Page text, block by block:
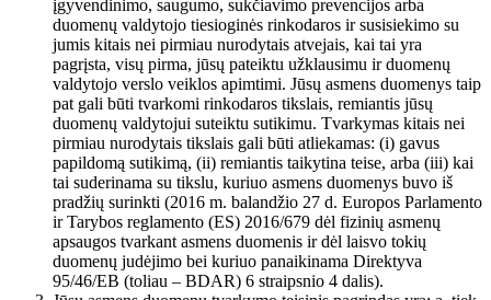
įgyvendinimo, saugumo, sukčiavimo prevencijos arba
duomenų valdytojo tiesioginės rinkodaros ir susisiekimo su
jumis kitais nei pirmiau nurodytais atvejais, kai tai yra
pagrįsta, visų pirma, jūsų pateiktu užklausimu ir duomenų
valdytojo verslo veiklos apimtimi. Jūsų asmens duomenys taip
pat gali būti tvarkomi rinkodaros tikslais, remiantis jūsų
duomenų valdytojui suteiktu sutikimu. Tvarkymas kitais nei
pirmiau nurodytais tikslais gali būti atliekamas: (i) gavus
papildomą sutikimą, (ii) remiantis taikytina teise, arba (iii) kai
tai suderinama su tikslu, kuriuo asmens duomenys buvo iš
pradžių surinkti (2016 m. balandžio 27 d. Europos Parlamento
ir Tarybos reglamento (ES) 2016/679 dėl fizinių asmenų
apsaugos tvarkant asmens duomenis ir dėl laisvo tokių
duomenų judėjimo bei kuriuo panaikinama Direktyva
95/46/EB (toliau – BDAR) 6 straipsnio 4 dalis).